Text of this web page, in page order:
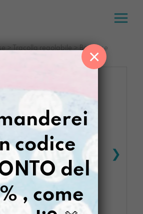
> Tracolla regolabile > Berlinese
codice
del
, come
×